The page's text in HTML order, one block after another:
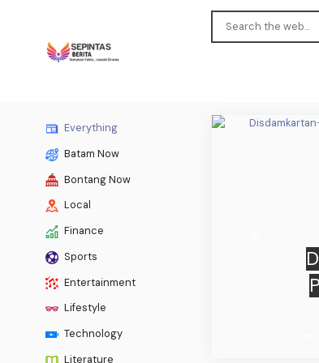
Everything
Batam Now
Bontang Now
Local
Finance
Sports
Entertainment
Lifestyle
Technology
Literature